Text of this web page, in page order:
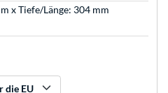
x Tiefe/Länge: 304 mm
die EU